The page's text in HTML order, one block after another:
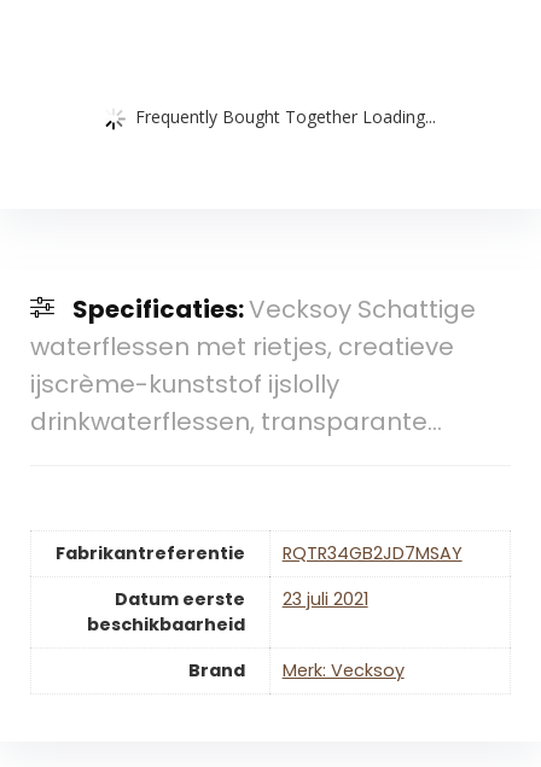
Frequently Bought Together Loading...
Specificaties:Vecksoy Schattige
waterflessen met rietjes, creatieve
ijscrème-kunststof ijslolly
drinkwaterflessen, transparante…
Fabrikantreferentie
RQTR34GB2JD7MSAY
Datum eerste
beschikbaarheid
23 juli 2021
Brand Merk: Vecksoy